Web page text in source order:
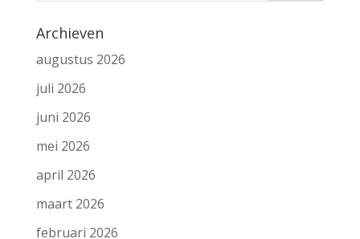
Archieven
augustus 2026
juli 2026
juni 2026
mei 2026
april 2026
maart 2026
februari 2026